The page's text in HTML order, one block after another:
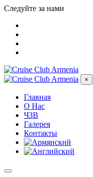
Следуйте за нами
×
Главная
О Нас
ЧЗВ
Галерея
Контакты